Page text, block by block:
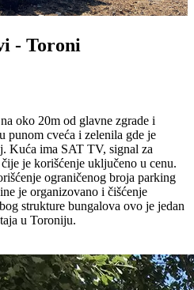
- Toroni
oko 20m od glavne zgrade i
punom cveća i zelenila gde je
Kuća ima SAT TV, signal za
je korišćenje uključeno u cenu.
ograničenog broja parking
je organizovano i čišćenje
strukture bungalova ovo je jedan
u Toroniju.